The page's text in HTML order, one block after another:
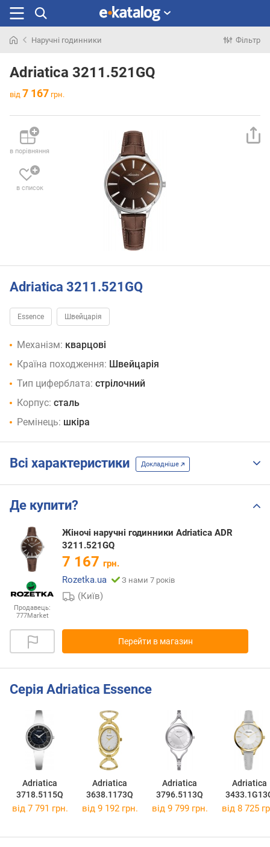
раніше
Наручні годинники Фільтр
Adriatica 3211.521GQ
від 7 167 грн.
в порівняння
в список
Adriatica 3211.521GQ
Essence Швейцарія
Механізм: кварцові
Країна походження: Швейцарія
Тип циферблата: стрілочний
Корпус: сталь
Ремінець: шкіра
Всі характеристики Докладніше
Де купити?
Продавець:
777Market
Жіночі наручні годинники Adriatica ADR
3211.521GQ
7 167 грн.
Rozetka.ua
З нами 7 років
(Київ)
Перейти в магазин
Серія Adriatica Essence
Adriatica
3718.5115Q
Adriatica
3638.1173Q
Adriatica
3796.5113Q
Adriatica
від 7 791 грн. від 9 192 грн. від 9 799 грн. від 8 725